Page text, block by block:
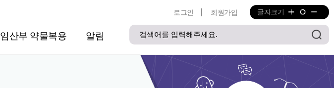
로그인
회원가입 글자크기
임산부 약물복용 알림